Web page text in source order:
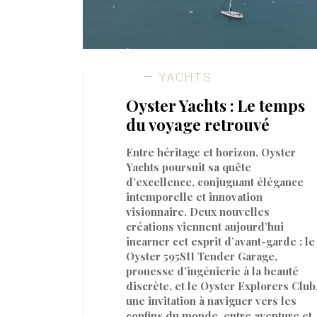
YACHTS
Oyster Yachts : Le temps
du voyage retrouvé
Entre héritage et horizon, Oyster
Yachts poursuit sa quête
d’excellence, conjuguant élégance
intemporelle et innovation
visionnaire. Deux nouvelles
créations viennent aujourd’hui
incarner cet esprit d’avant-garde : le
Oyster 595SII Tender Garage,
prouesse d’ingénierie à la beauté
discrète, et le Oyster Explorers
une invitation à naviguer vers les